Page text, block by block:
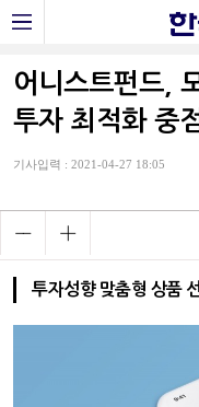
어니스트펀드,
투자 최적화 중
기사입력 : 2021-04-27 18:05
투자성향 맞춤형 상품